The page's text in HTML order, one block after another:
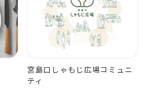
宮島口しゃもじ広場コミュニ
ティ